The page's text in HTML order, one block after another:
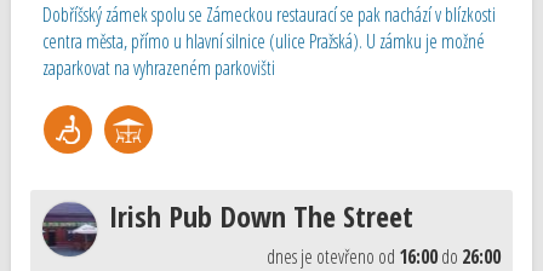
Dobříšský zámek spolu se Zámeckou restaurací se pak nachází v blízkosti
centra města, přímo u hlavní silnice (ulice Pražská). U zámku je možné
zaparkovat na vyhrazeném parkovišti
Irish Pub Down The Street
dnes je otevřeno od 16:00do 26:00